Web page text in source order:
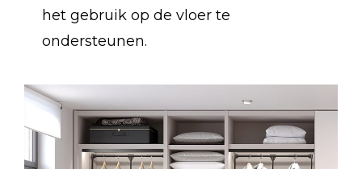
het gebruik op de vloer te
ondersteunen.